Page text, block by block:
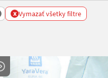
x Vymazať všetky filtre